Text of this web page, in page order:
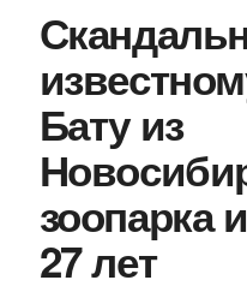
Бату из
зоопарка
27 лет